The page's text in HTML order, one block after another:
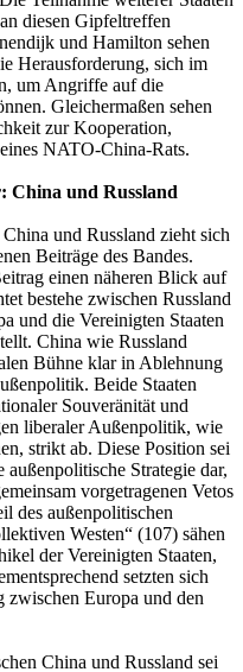
diesen Gipfeltreffen
und Hamilton sehen
Herausforderung, sich im
um Angriffe auf die
Gleichermaßen sehen
zur Kooperation,
NATO-China-Rats.
China und Russland
und Russland zieht sich
Beiträge des Bandes.
einen näheren Blick auf
bestehe zwischen Russland
und die Vereinigten Staaten
China wie Russland
Bühne klar in Ablehnung
Beide Staaten
Souveränität und
liberaler Außenpolitik, wie
strikt ab. Diese Position sei
außenpolitische Strategie dar,
vorgetragenen Vetos
des außenpolitischen
Westen“ (107) sähen
der Vereinigten Staaten,
setzten sich
zwischen Europa und den
China und Russland sei